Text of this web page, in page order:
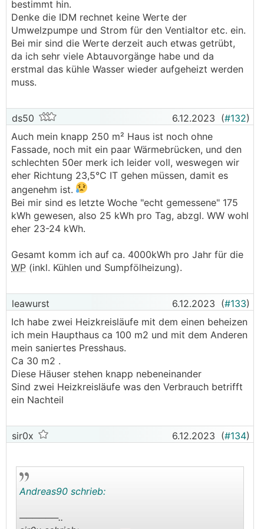
Wohnung im Monat! bezahlt.
───────────────
Haben im Mittel(Heizung+WW) die letzten 7 Tage
16,2kWh/Tag verbraucht, thermisch waren es
92,1kWh bei einer Durchschnittstemperatur von
-3,5°C(Tiefstwert -9,2°C) und beheizen 280m²
Burgenland ).
Bei Vergleichen hier musst du aufpassen. Die
Häuser lassen sich nicht 1:1 vergleichen - der eine
hat fast ein Passivhaus und der andere hat ein
300 Jahre altes Bauernhaus saniert. Der eine
wohnt in Lech - der andere im Südburgenland.
Der eine hat tausende Meter
hat fährt 100% mit HK. Der eine hat einen
Holzriegel mit U=0,1 und ein anderer einen Ziegel
mit U=0,25.
Mich würden die 20kwh elektrisch bei 81kwh
thermisch nicht sonderlich schrecken,
insbesondere in der Sanierung und mit
Heizkörper.
bestimmt hin.
Denke die IDM rechnet keine Werte der
Umwelzpumpe und Strom für den Ventialtor etc. ein.
Bei mir sind die Werte derzeit auch etwas getrübt,
da ich sehr viele Abtauvorgänge habe und da
erstmal das kühle Wasser wieder aufgeheizt werden
muss.
ds50 6.12.2023 (#132)
Auch mein knapp 250 m² Haus ist noch ohne
Fassade, noch mit ein paar Wärmebrücken, und den
schlechten 50er merk ich leider voll, weswegen wir
eher Richtung 23,5°C IT gehen müssen, damit es
angenehm ist.
Bei mir sind es letzte Woche "echt gemessene" 175
kWh gewesen, also 25 kWh pro Tag, abzgl. WW wohl
eher 23-24 kWh.
Gesamt komm ich auf ca. 4000kWh pro Jahr für die
WP (inkl. Kühlen und Sumpfölheizung).
leawurst 6.12.2023 (#133)
Ich habe zwei Heizkreisläufe mit dem einen beheizen
ich mein Haupthaus ca 100 m2 und mit dem Anderen
mein saniertes Presshaus.
Ca 30 m2 .
Diese Häuser stehen knapp nebeneinander
Sind zwei Heizkreisläufe was den Verbrauch betrifft
ein Nachteil
sir0x 6.12.2023 (#134)
Andreas90 schrieb:
──────..